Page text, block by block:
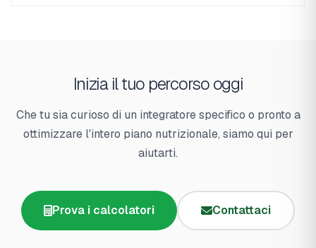
Inizia il tuo percorso oggi
Che tu sia curioso di un integratore specifico o pronto a
ottimizzare l'intero piano nutrizionale, siamo qui per
aiutarti.
Prova i calcolatori Contattaci